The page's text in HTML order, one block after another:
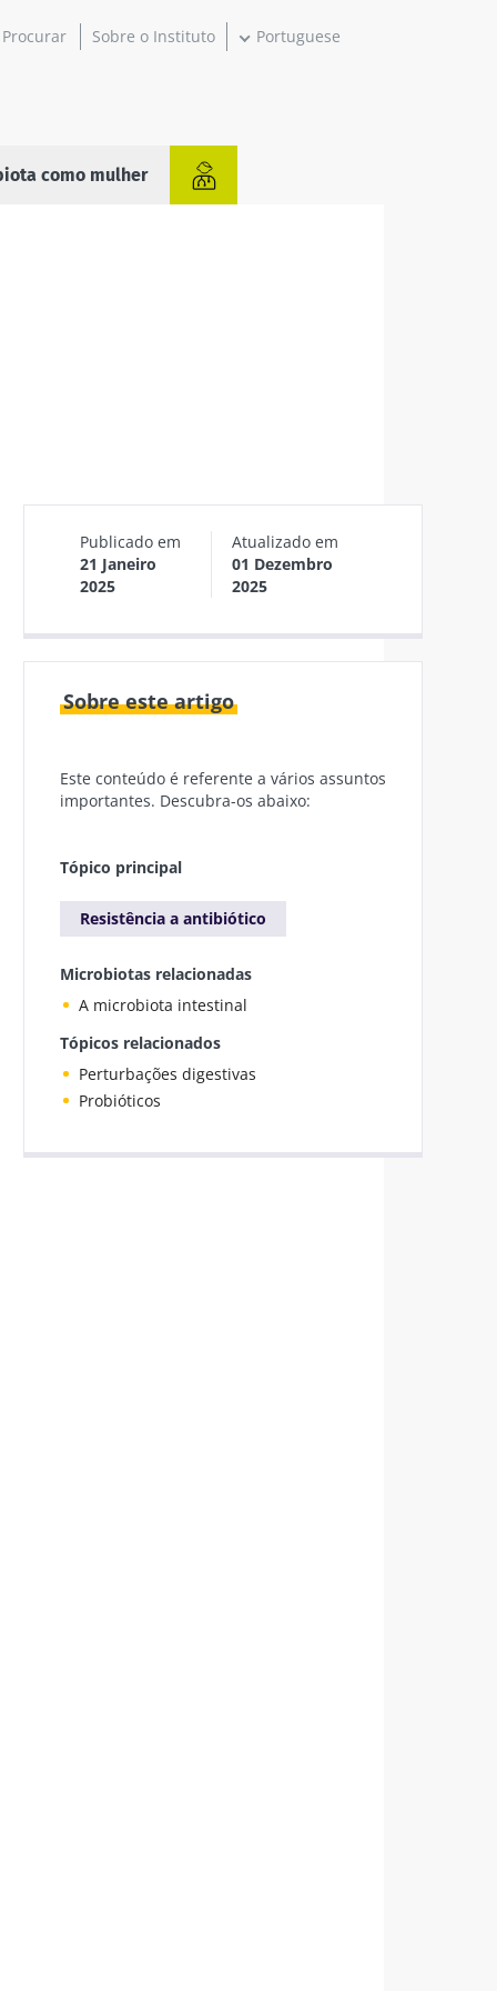
Sobre o Instituto Portuguese
como mulher
Publicado em
21 Janeiro
2025
Atualizado em
01 Dezembro
2025
Sobre este artigo
Este conteúdo é referente a vários assuntos
importantes. Descubra-os abaixo:
Tópico principal
Resistência a antibiótico
Microbiotas relacionadas
A microbiota intestinal
Tópicos relacionados
Perturbações digestivas
Probióticos